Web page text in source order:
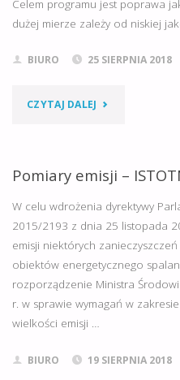
Celem programu jest poprawa
dużej mierze zależy od niskiej
BIURO 25 SIERPNIA 2018
CZYTAJ DALEJ "PROGRAM
POWIETRZE”.
DO
WYMIANY
PIECA."
Pomiary emisji –
W celu wdrożenia dyrektywy
2015/2193 z dnia 25 listopada
emisji niektórych
obiektów energetycznego
rozporządzenie Ministra
r. w sprawie wymagań w
wielkości emisji …
BIURO 19 SIERPNIA 2018